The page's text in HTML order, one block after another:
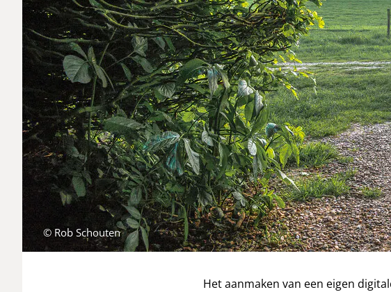
© Rob Schouten
Het aanmaken van een eigen